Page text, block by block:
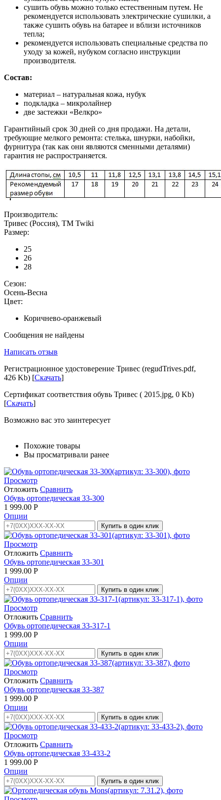
сушить обувь можно только естественным путем. Не
рекомендуется использовать электрические сушилки, а
также сушить обувь на батарее и вблизи источников
тепла;
рекомендуется использовать специальные средства по
уходу за кожей, нубуком согласно инструкции
производителя.
Состав:
материал – натуральная кожа, нубук
подкладка – микролайнер
две застежки «Велкро»
Гарантийный срок 30 дней со дня продажи. На детали,
требующие мелкого ремонта: стелька, шнурки, набойки,
фурнитура (так как они являются сменными деталями)
гарантия не распространяется.
Производитель:
Тривес (Россия), ТМ Twiki
Размер:
25
26
28
Сезон:
Осень-Весна
Цвет:
Коричнево-оранжевый
Сообщения не найдены
Написать отзыв
Регистрационное удостоверение Тривес (regudTrives.pdf,
426 Kb) [Скачать]
Сертификат соответствия обувь Тривес ( 2015.jpg, 0 Kb)
[Скачать]
Возможно вас это заинтересует
Похожие товары
Вы просматривали ранее
Просмотр
Отложить Сравнить
Обувь ортопедическая 33-300
1 999.00 Р
Опции
Купить в один клик
Просмотр
Отложить Сравнить
Обувь ортопедическая 33-301
1 999.00 Р
Опции
Купить в один клик
Просмотр
Отложить Сравнить
Обувь ортопедическая 33-317-1
1 999.00 Р
Опции
Купить в один клик
Просмотр
Отложить Сравнить
Обувь ортопедическая 33-387
1 999.00 Р
Опции
Купить в один клик
Просмотр
Отложить Сравнить
Обувь ортопедическая 33-433-2
1 999.00 Р
Опции
Купить в один клик